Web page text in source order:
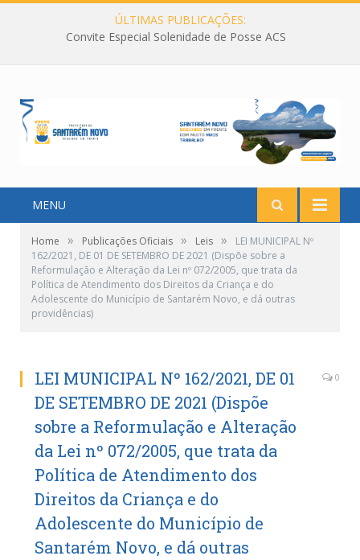
ÚLTIMAS PUBLICAÇÕES:
Convite Especial Solenidade de Posse ACS
MENU
Home » Publicações Oficiais » Leis »
LEI MUNICIPAL Nº
162/2021, DE 01 DE SETEMBRO DE 2021 (Dispõe sobre a
Reformulação e Alteração da Lei nº 072/2005, que trata da
Política de Atendimento dos Direitos da Criança e do
Adolescente do Município de Santarém Novo, e dá outras
providências)
LEI MUNICIPAL Nº 162/2021, DE 01
DE SETEMBRO DE 2021 (Dispõe
sobre a Reformulação e Alteração
da Lei nº 072/2005, que trata da
Política de Atendimento dos
Direitos da Criança e do
Adolescente do Município de
Santarém Novo, e dá outras
0